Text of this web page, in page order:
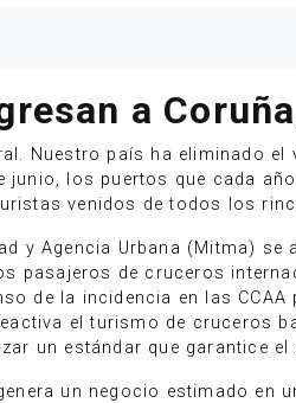
a
Nuestro país ha eliminado
junio, los puertos que cada
venidos de todos los
y Agencia Urbana (Mitma) se
pasajeros de cruceros
de la incidencia en las
el turismo de cruceros
un estándar que garantice
un negocio estimado en